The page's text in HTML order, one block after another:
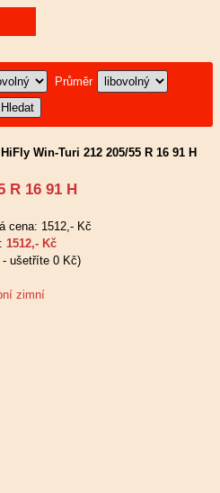
Průměr
HiFly Win-Turi 212 205/55 R 16 91 H
R 16 91 H
cena: 1512,- Kč
1512,- Kč
ušetříte 0 Kč)
zimní